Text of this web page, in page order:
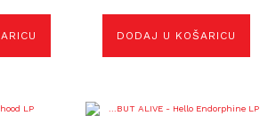
DODAJ U KOŠARICU